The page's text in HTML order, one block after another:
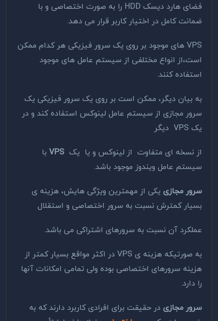
فضای هارد دیسک HDD را به صورت اختصاصی و با
ضمانت کامل در اختیار کاربر قرار می دهد.
VPS های موجود بر روی یک سرور فیزیکی هر کدام ممکن
است،از انواع مختلفی از سیستم عامل های موجود
استفاده کنند.
به بیان دیگر، ممکن است بر روی یک سرور فیزیکی یک
سرور مجازی از سیستم عامل لینوکس استفاده کند و در
یک VPS دیگر
از نسخه ای متفاوت از لینوکس و یا یک
با
سیستم عامل ویندوز موجود باشد.
سرور مجازی یکی از مهمترین ویژگی هایش، هزینه ی
بسیار کمترش نسبت به سرور اختصاصی و استقلال
عملکرد آن نسبت به سرورهای اشتراکی می باشد.
به صورتیکه هزینه ی VPS در اکثر مواقع بسیار کمتر از
هزینه سرورهای اختصاصی بوده ولی تمامی امکانات آنها
را دارد.
سرور مجازی در حقیقت برای افرادی کاربرد دارند که به